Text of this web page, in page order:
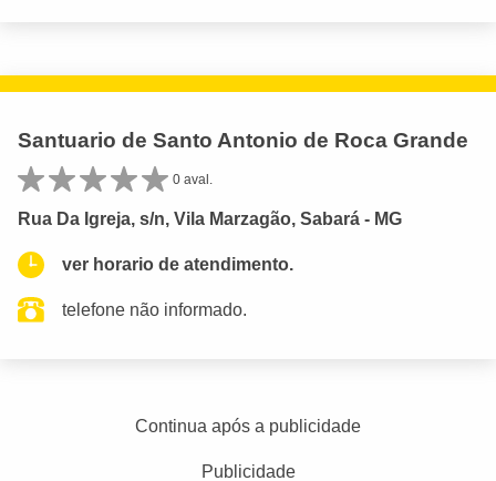
Santuario de Santo Antonio de Roca Grande
0 aval.
Rua Da Igreja, s/n, Vila Marzagão, Sabará - MG
ver horario de atendimento.
telefone não informado.
Continua após a publicidade
Publicidade